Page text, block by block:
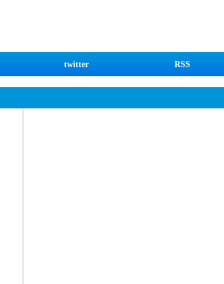
twitter RSS